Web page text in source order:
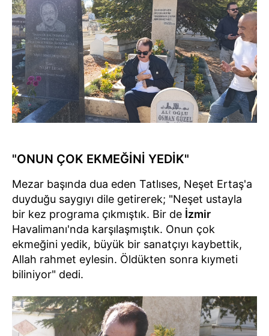
"ONUN ÇOK EKMEĞİNİ YEDİK"
Mezar başında dua eden Tatlıses, Neşet Ertaş'a
duyduğu saygıyı dile getirerek; "Neşet ustayla
bir kez programa çıkmıştık. Bir de İzmir
Havalimanı'nda karşılaşmıştık. Onun çok
ekmeğini yedik, büyük bir sanatçıyı kaybettik,
Allah rahmet eylesin. Öldükten sonra kıymeti
biliniyor" dedi.